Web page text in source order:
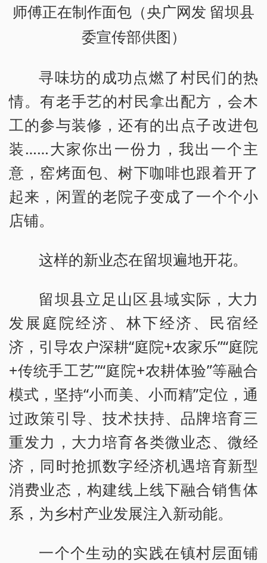
师傅正在制作面包（央广网发 留坝县
委宣传部供图）
寻味坊的成功点燃了村民们的热
情。有老手艺的村民拿出配方，会木
工的参与装修，还有的出点子改进包
装……大家你出一份力，我出一个主
意，窑烤面包、树下咖啡也跟着开了
起来，闲置的老院子变成了一个个小
店铺。
这样的新业态在留坝遍地开花。
留坝县立足山区县域实际，大力
发展庭院经济、林下经济、民宿经
济，引导农户深耕“庭院+农家乐”“庭院
+传统手工艺”“庭院+农耕体验”等融合
模式，坚持“小而美、小而精”定位，通
过政策引导、技术扶持、品牌培育三
重发力，大力培育各类微业态、微经
济，同时抢抓数字经济机遇培育新型
消费业态，构建线上线下融合销售体
系，为乡村产业发展注入新动能。
一个个生动的实践在镇村层面铺